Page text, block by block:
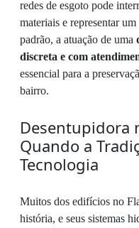
redes de esgoto pode
materiais e representar
padrão, a atuação de uma
discreta e com
essencial para a
bairro.
Desentupidora
Quando a
Tecnologia
Muitos dos edifícios no
história, e seus sistemas